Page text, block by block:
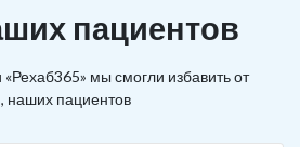
пациентов
мы смогли избавить от
наших пациентов